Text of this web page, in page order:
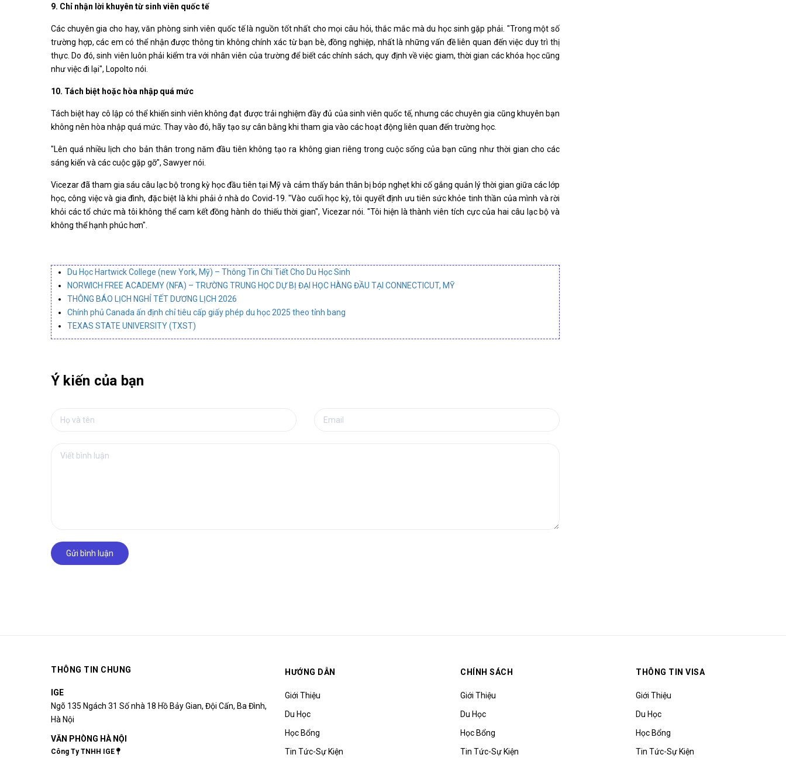
9. Chỉ nhận lời khuyên từ sinh viên quốc tế
Các chuyên gia cho hay, văn phòng sinh viên quốc tế là nguồn tốt nhất cho mọi câu hỏi, thắc mắc mà du học sinh gặp phải. "Trong một số
trường hợp, các em có thể nhận được thông tin không chính xác từ bạn bè, đồng nghiệp, nhất là những vấn đề liên quan đến việc duy trì thị
thực. Do đó, sinh viên luôn phải kiểm tra với nhân viên của trường để biết các chính sách, quy định về việc giam, thời gian các khóa học cũng
như việc đi lại", Lopolto nói.
10. Tách biệt hoặc hòa nhập quá mức
Tách biệt hay cô lập có thể khiến sinh viên không đạt được trải nghiệm đầy đủ của sinh viên quốc tế, nhưng các chuyên gia cũng khuyên bạn
không nên hòa nhập quá mức. Thay vào đó, hãy tạo sự cân bằng khi tham gia vào các hoạt động liên quan đến trường học.
"Lên quá nhiều lịch cho bản thân trong năm đầu tiên không tạo ra không gian riêng trong cuộc sống của bạn cũng như thời gian cho các
sáng kiến và các cuộc gặp gỡ", Sawyer nói.
Vicezar đã tham gia sáu câu lạc bộ trong kỳ học đầu tiên tại Mỹ và cảm thấy bản thân bị bóp nghẹt khi cố gắng quản lý thời gian giữa các lớp
học, công việc và gia đình, đặc biệt là khi phải ở nhà do Covid-19. "Vào cuối học kỳ, tôi quyết định ưu tiên sức khỏe tinh thần của mình và rời
khỏi các tổ chức mà tôi không thể cam kết đồng hành do thiếu thời gian", Vicezar nói. "Tôi hiện là thành viên tích cực của hai câu lạc bộ và
không thể hạnh phúc hơn".
Du Học Hartwick College (new York, Mỹ) – Thông Tin Chi Tiết Cho Du Học Sinh
NORWICH FREE ACADEMY (NFA) – TRƯỜNG TRUNG HỌC DỰ BỊ ĐẠI HỌC HÀNG ĐẦU TẠI CONNECTICUT, MỸ
THÔNG BÁO LỊCH NGHỈ TẾT DƯƠNG LỊCH 2026
Chính phủ Canada ấn định chỉ tiêu cấp giấy phép du học 2025 theo tỉnh bang
TEXAS STATE UNIVERSITY (TXST)
Ý kiến của bạn
Gửi bình luận
THÔNG TIN CHUNG
IGE
Ngõ 135 Ngách 31 Số nhà 18 Hồ Bảy Gian, Đội Cấn, Ba Đình,
Hà Nội
VĂN PHÒNG HÀ NỘI
Công Ty TNHH IGE
HƯỚNG DẪN
Giới Thiệu
Du Học
Học Bổng
Tin Tức-Sự Kiện
CHÍNH SÁCH
Giới Thiệu
Du Học
Học Bổng
Tin Tức-Sự Kiện
THÔNG TIN VISA
Giới Thiệu
Du Học
Học Bổng
Tin Tức-Sự Kiện